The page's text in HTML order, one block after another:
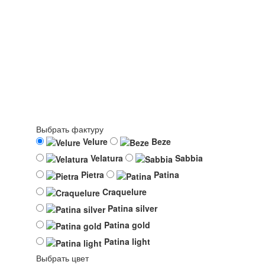
Выбрать фактуру
Velure
Beze
Velatura
Sabbia
Pietra
Patina
Craquelure
Patina silver
Patina gold
Patina light
Выбрать цвет